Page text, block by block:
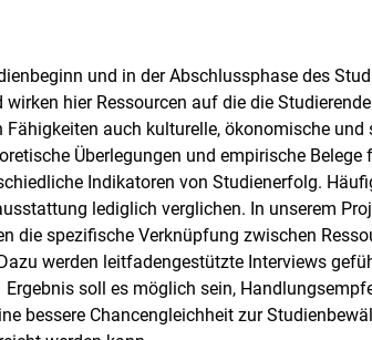
und in der Abschlussphase des
hier Ressourcen auf die die
auch kulturelle, ökonomische und
Überlegungen und empirische Belege
Indikatoren von Studienerfolg.
lediglich verglichen. In unserem
die spezifische Verknüpfung zwischen
werden leitfadengestützte Interviews
soll es möglich sein,
bessere Chancengleichheit zur